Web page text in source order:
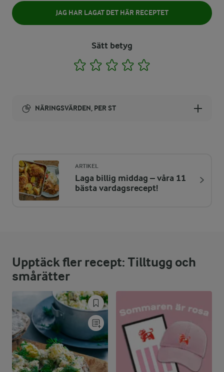
JAG HAR LAGAT DET HÄR RECEPTET
Sätt betyg
1 2 3 4
NÄRINGSVÄRDEN, PER ST
ENERGIDISTRIBUTION %
NÄRINGSVÄRDEN PER ST
Fett:
29 %
1,5 g
Kolhydrater:
57,7 %
6,5 g
ARTIKEL
Laga billig middag – våra 11
bästa vardagsrecept!
Upptäck fler recept: Tilltugg och
smårätter